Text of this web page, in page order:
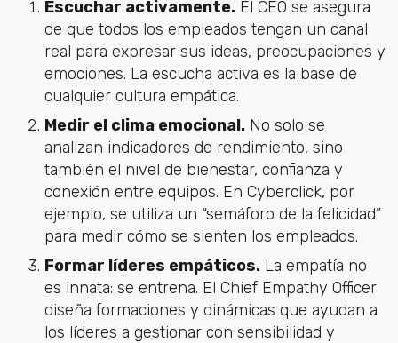
Escuchar activamente.El CEO se asegura
de que todos los empleados tengan un canal
real para expresar sus ideas, preocupaciones y
emociones. La escucha activa es la base de
cualquier cultura empática.
Medir el clima emocional.No solo se
analizan indicadores de rendimiento, sino
también el nivel de bienestar, confianza y
conexión entre equipos. En Cyberclick, por
ejemplo, se utiliza un “semáforo de la felicidad”
para medir cómo se sienten los empleados.
Formar líderes empáticos.La empatía no
es innata: se entrena. El Chief Empathy Officer
diseña formaciones y dinámicas que ayudan a
los líderes a gestionar con sensibilidad y